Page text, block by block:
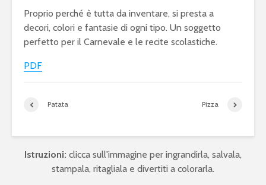
Proprio perché è tutta da inventare, si presta a
decori, colori e fantasie di ogni tipo. Un soggetto
perfetto per il Carnevale e le recite scolastiche.
PDF
Patata Pizza
Istruzioni: clicca sull'immagine per ingrandirla, salvala,
stampala, ritagliala e divertiti a colorarla.